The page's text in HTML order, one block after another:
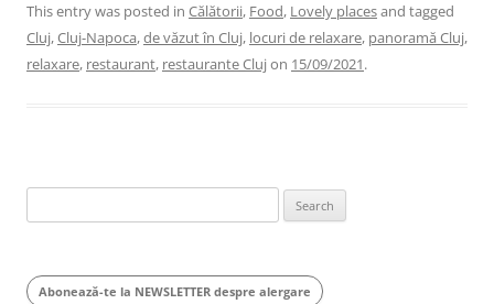
This entry was posted in Călătorii, Food, Lovely placesand tagged
Cluj,Cluj-Napoca,de văzut în Cluj, locuri de relaxare, panoramă Cluj,
relaxare, restaurant, restaurante Clujon 15/09/2021.
for:
Abonează-te la NEWSLETTER despre alergare